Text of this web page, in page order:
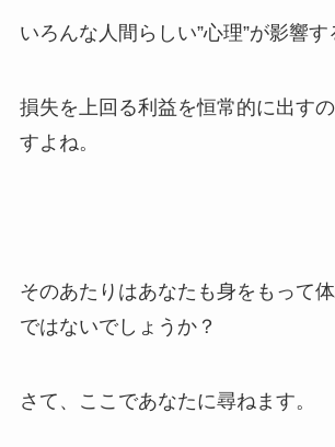
いろんな人間らしい”心理”が影響
損失を上回る利益を恒常的に出す
すよね。
そのあたりはあなたも身をもって
ではないでしょうか？
さて、ここであなたに尋ねます。